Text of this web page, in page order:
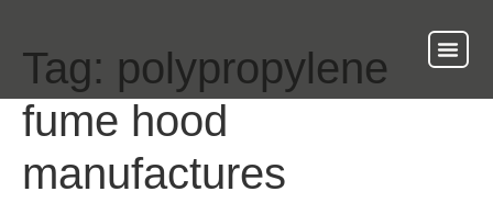
Tag: polypropylene
fume hood
manufactures